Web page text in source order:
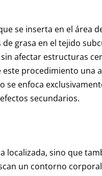
se inserta en el área
grasa en el tejido
afectar estructuras
procedimiento una
se enfoca
secundarios.
sino que
un contorno